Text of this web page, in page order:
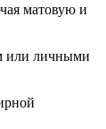
матовую и
или личными